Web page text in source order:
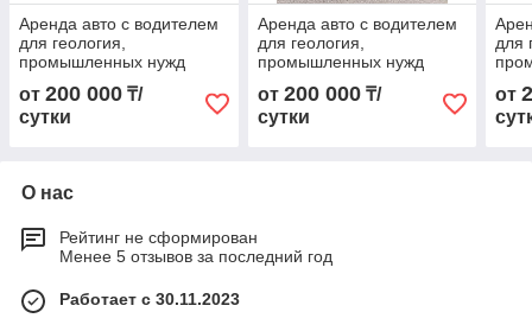
Аренда авто с водителем
для геология,
промышленных нужд
от 200 000 ₸/
сутки
Аренда авто с водителем
для геология,
промышленных нужд
от 200 000₸/
сутки
для
от
О нас
Рейтинг не сформирован
Менее 5 отзывов за последний год
Работает с 30.11.2023